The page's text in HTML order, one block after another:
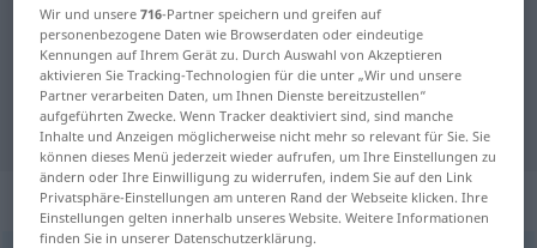
Deutsch-Französisch Übersetzung
für "Wandel"
"Wandel" Französisch Übersetzung
„Wandel“: Maskulinum
Wir und unsere716-Partner speichern und greifen auf
personenbezogene Daten wie Browserdaten oder eindeutige
Kennungen auf Ihrem Gerät zu. Durch Auswahl von Akzeptieren
aktivieren Sie Tracking-Technologien für die unter „Wir und unsere
Partner verarbeiten Daten, um Ihnen Dienste bereitzustellen“
aufgeführten Zwecke. Wenn Tracker deaktiviert sind, sind manche
Inhalte und Anzeigen möglicherweise nicht mehr so relevant für Sie. Sie
können dieses Menü jederzeit wieder aufrufen, um Ihre Einstellungen zu
ändern oder Ihre Einwilligung zu widerrufen, indem Sie auf den Link
Privatsphäre-Einstellungen am unteren Rand der Webseite klicken. Ihre
Einstellungen gelten innerhalb unseres Website. Weitere Informationen
finden Sie in unserer Datenschutzerklärung.